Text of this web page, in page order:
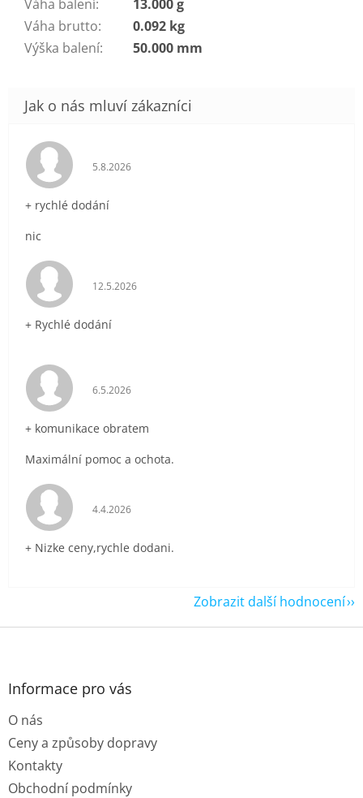
Váha balení:
13.000 g
Váha brutto:
0.092 kg
Výška balení: 50.000 mm
Hodnocení obchodu je 5 z 5 hvězdiček.
5.8.2026
+ rychlé dodání
nic
Hodnocení obchodu je 5 z 5 hvězdiček.
12.5.2026
+ Rychlé dodání
Hodnocení obchodu je 5 z 5 hvězdiček.
6.5.2026
+ komunikace obratem
Maximální pomoc a ochota.
Hodnocení obchodu je 5 z 5 hvězdiček.
4.4.2026
+ Nizke ceny,rychle dodani.
Zobrazit další hodnocení
Z
Informace pro vás
O nás
Ceny a způsoby dopravy
Kontakty
Obchodní podmínky